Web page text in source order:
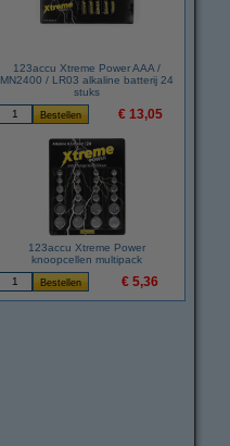
123accu Xtreme Power AAA /
MN2400 / LR03 alkaline batterij 24
stuks
€ 13,05
123accu Xtreme Power
knoopcellen multipack
€ 5,36